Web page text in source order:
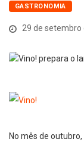
GASTRONOMIA
29 de setembro
No mês de